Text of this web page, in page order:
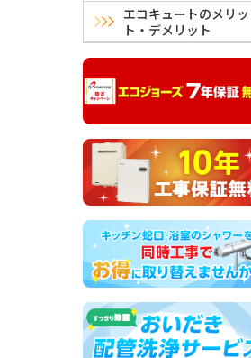
エコキュートのメリッ
ト・デメリット